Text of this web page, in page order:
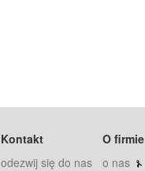
Kontakt
odezwij się do nas
O firmie
o nas